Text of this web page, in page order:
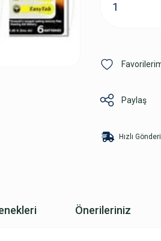
Paylaş
Hızlı Gönderi
Önerileriniz